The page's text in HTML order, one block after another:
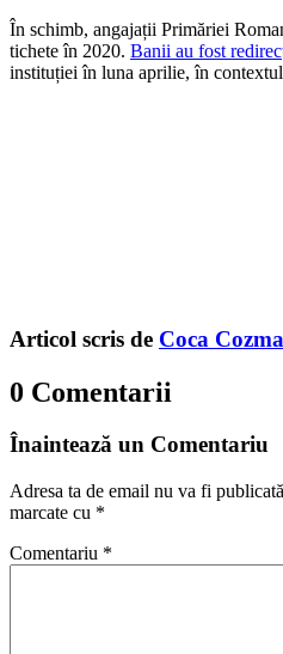
În schimb, angajații Primăriei
tichete în 2020. Banii au fost
instituției în luna aprilie, în
Articol scris de Coca Cozma
0 Comentarii
Înaintează un Comentariu
Adresa ta de email nu va fi
marcate cu *
Comentariu *